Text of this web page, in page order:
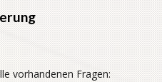
vorhandenen Fragen: